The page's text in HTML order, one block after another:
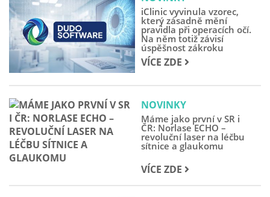
iClinic vyvinula vzorec,
který zásadně mění
pravidla při operacích očí.
Na něm totiž závisí
úspěšnost zákroku
VÍCE ZDE
NOVINKY
Máme jako první v SR i
ČR: Norlase ECHO –
revoluční laser na léčbu
sítnice a glaukomu
VÍCE ZDE